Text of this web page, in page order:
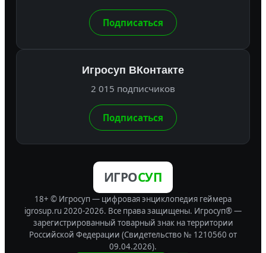
Подписаться
Игросуп ВКонтакте
2 015 подписчиков
Подписаться
ИГРОСУП
18+ © Игросуп — цифровая энциклопедия геймера
igrosup.ru 2020-2026. Все права защищены. Игросуп® —
зарегистрированный товарный знак на территории
Российской Федерации (Свидетельство № 1210560 от
09.04.2026).